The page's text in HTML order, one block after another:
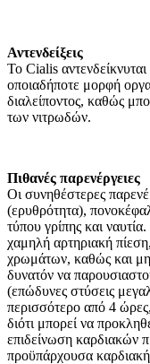
Αντενδείξεις
Το Cialis
οποιαδήποτε μορφή
διαλείποντος, καθώς
των νιτρωδών.
Πιθανές παρενέργειες
Οι συνηθέστερες
(ερυθρότητα),
τύπου γρίπης και
χαμηλή αρτηριακή
χρωμάτων, καθώς και μη
δυνατόν να
(επώδυνες στύσεις
περισσότερο από 4
διότι μπορεί να
επιδείνωση καρδιακών
προϋπάρχουσα